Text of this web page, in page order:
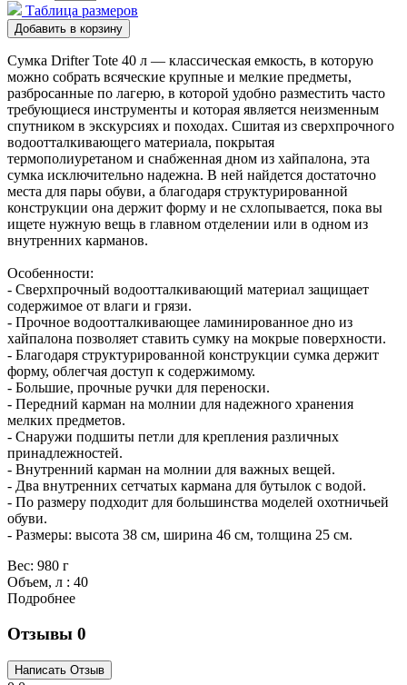
Таблица размеров
Сумка Drifter Tote 40 л — классическая емкость, в которую
можно собрать всяческие крупные и мелкие предметы,
разбросанные по лагерю, в которой удобно разместить часто
требующиеся инструменты и которая является неизменным
спутником в экскурсиях и походах. Сшитая из сверхпрочного
водоотталкивающего материала, покрытая
термополиуретаном и снабженная дном из хайпалона, эта
сумка исключительно надежна. В ней найдется достаточно
места для пары обуви, а благодаря структурированной
конструкции она держит форму и не схлопывается, пока вы
ищете нужную вещь в главном отделении или в одном из
внутренних карманов.
Особенности:
- Сверхпрочный водоотталкивающий материал защищает
содержимое от влаги и грязи.
- Прочное водоотталкивающее ламинированное дно из
хайпалона позволяет ставить сумку на мокрые поверхности.
- Благодаря структурированной конструкции сумка держит
форму, облегчая доступ к содержимому.
- Большие, прочные ручки для переноски.
- Передний карман на молнии для надежного хранения
мелких предметов.
- Снаружи подшиты петли для крепления различных
принадлежностей.
- Внутренний карман на молнии для важных вещей.
- Два внутренних сетчатых кармана для бутылок с водой.
- По размеру подходит для большинства моделей охотничьей
обуви.
- Размеры: высота 38 см, ширина 46 см, толщина 25 см.
Вес: 980 г
Объем, л : 40
Подробнее
Отзывы 0